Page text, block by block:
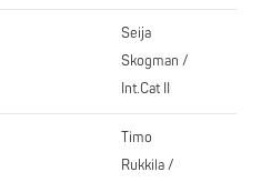
Seija
Skogman /
Int.Cat II
Timo
Rukkila /